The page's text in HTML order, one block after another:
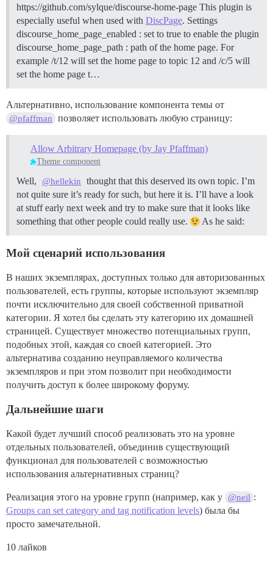
https://github.com/sylque/discourse-home-page This plugin is
especially useful when used with DiscPage. Settings
discourse_home_page_enabled : set to true to enable the plugin
discourse_home_page_path : path of the home page. For
example /t/12 will set the home page to topic 12 and /c/5 will
set the home page t…
Альтернативно, использование компонента темы от
@pfaffman позволяет использовать любую страницу:
Allow Arbitrary Homepage (by Jay Pfaffman)
Theme component
Well, @hellekin
thought that this deserved its own topic. I’m
not quite sure it’s ready for such, but here it is. I’ll have a look
at stuff early next week and try to make sure that it looks like
something that other people could really use.
As he said:
Мой сценарий использования
В наших экземплярах, доступных только для авторизованных
пользователей, есть группы, которые используют экземпляр
почти исключительно для своей собственной приватной
категории. Я хотел бы сделать эту категорию их домашней
страницей. Существует множество потенциальных групп,
подобных этой, каждая со своей категорией. Это
альтернатива созданию неуправляемого количества
экземпляров и при этом позволит при необходимости
получить доступ к более широкому форуму.
Дальнейшие шаги
Какой будет лучший способ реализовать это на уровне
отдельных пользователей, объединив существующий
функционал для пользователей с возможностью
использования альтернативных страниц?
Реализация этого на уровне групп (например, как у @neil :
Groups can set category and tag notification levels) была бы
просто замечательной.
10 лайков